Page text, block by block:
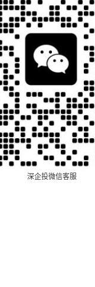
深企投微信客服